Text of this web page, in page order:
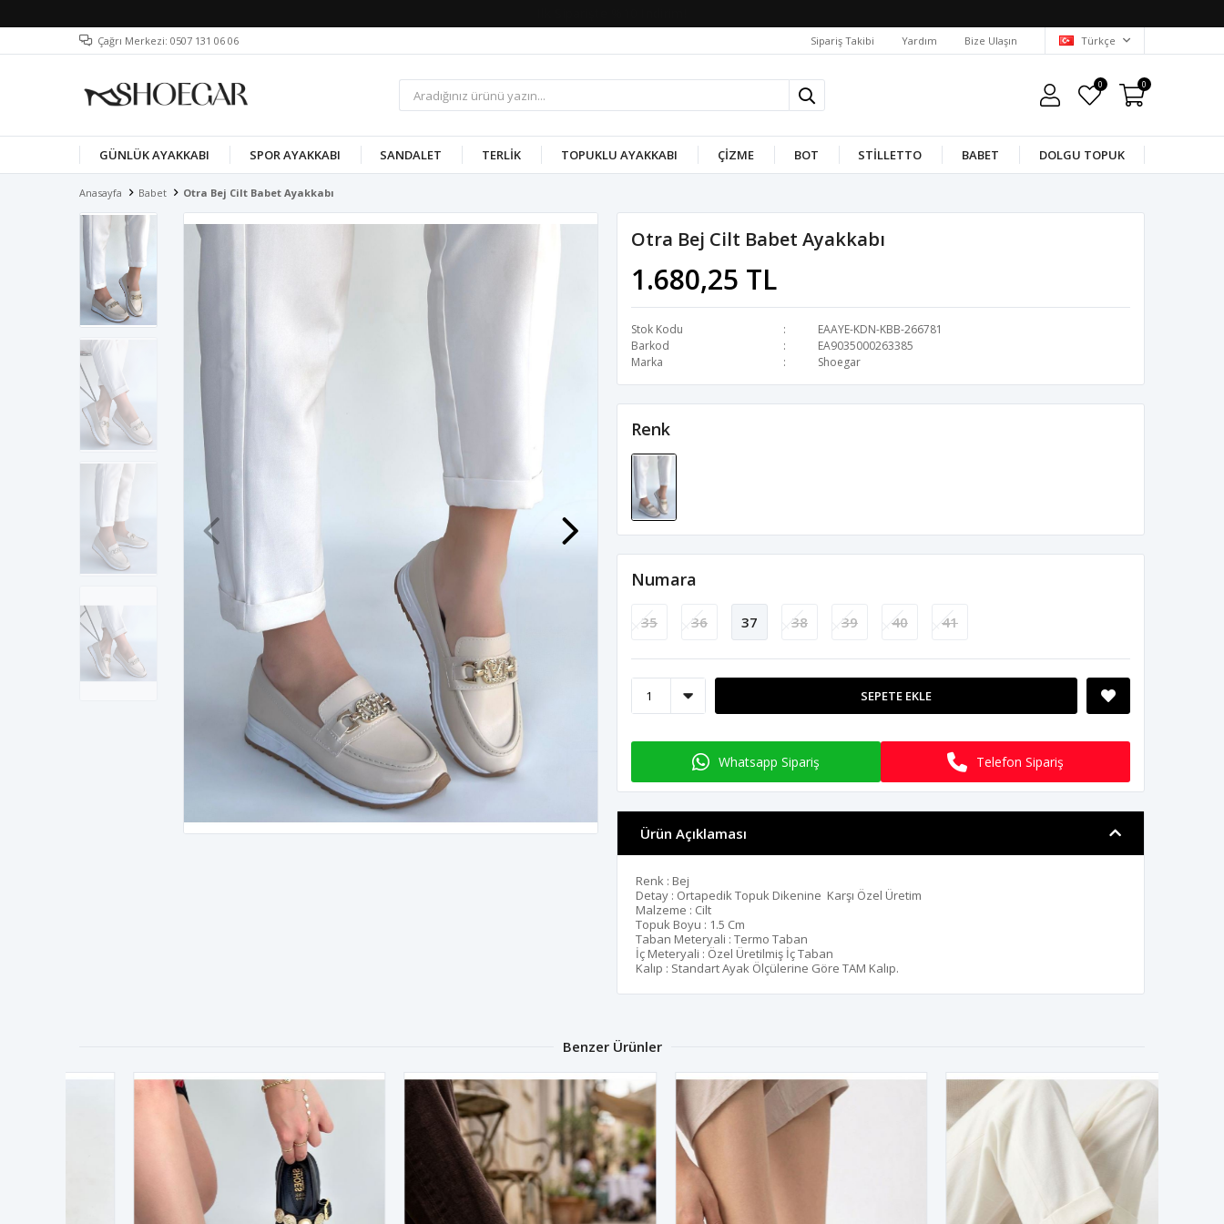
Çağrı Merkezi: 0507 131 06 06 Sipariş Takibi Yardım Bize Ulaşın Türkçe
0 0
GÜNLÜK AYAKKABI SPOR AYAKKABI SANDALET TERLIK TOPUKLU AYAKKABI ÇIZME BOT STILLETTO BABET DOLGU TOPUK
Anasayfa Babet Otra Bej Cilt Babet Ayakkabı
Otra Bej Cilt Babet Ayakkabı
1.680,25 TL
Stok Kodu
EAAYE-KDN-KBB-266781
Barkod
EA9035000263385
Marka
Shoegar
Renk
Numara
35 36 37 38 39 40 41
SEPETE EKLE
Whatsapp Sipariş Telefon Sipariş
Ürün Açıklaması
Renk : Bej
Detay : Ortapedik Topuk Dikenine Karşı Özel Üretim
Malzeme : Cilt
Topuk Boyu : 1.5 Cm
Taban Meteryali : Termo Taban
İç Meteryali : Özel Üretilmiş İç Taban
Kalıp : Standart Ayak Ölçülerine Göre TAM Kalıp.
Benzer Ürünler